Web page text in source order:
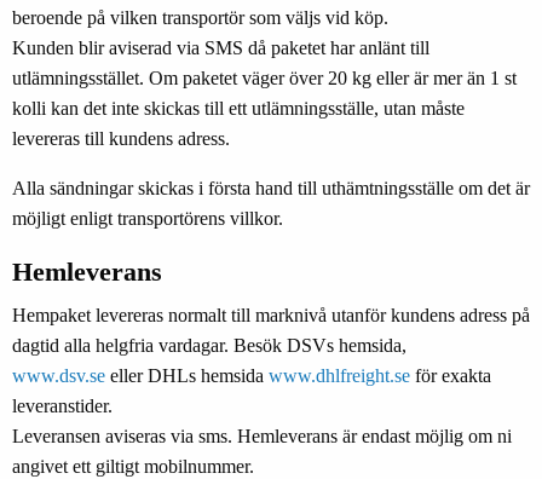
beroende på vilken transportör som väljs vid köp.
Kunden blir aviserad via SMS då paketet har anlänt till
utlämningsstället. Om paketet väger över 20 kg eller är mer än 1 st
kolli kan det inte skickas till ett utlämningsställe, utan måste
levereras till kundens adress.
Alla sändningar skickas i första hand till uthämtningsställe om det är
möjligt enligt transportörens villkor.
Hemleverans
Hempaket levereras normalt till marknivå utanför kundens adress på
dagtid alla helgfria vardagar. Besök DSVs hemsida,
www.dsv.se eller DHLs hemsida www.dhlfreight.se för exakta
leveranstider.
Leveransen aviseras via sms. Hemleverans är endast möjlig om ni
angivet ett giltigt mobilnummer.